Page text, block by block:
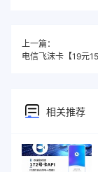
上一篇：
相关推荐